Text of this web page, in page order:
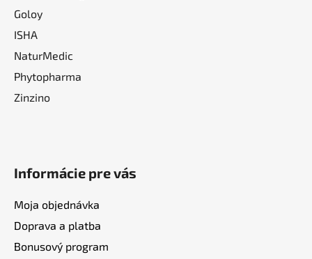
Goloy
ISHA
NaturMedic
Phytopharma
Zinzino
Informácie pre vás
Moja objednávka
Doprava a platba
Bonusový program